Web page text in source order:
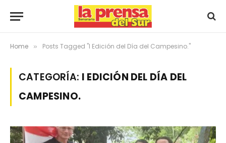
Home » Posts Tagged "I Edición del Día del Campesino."
CATEGORÍA: I EDICIÓN DEL DÍA DEL
CAMPESINO.